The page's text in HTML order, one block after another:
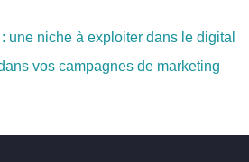
une niche à exploiter dans le digital
vos campagnes de marketing